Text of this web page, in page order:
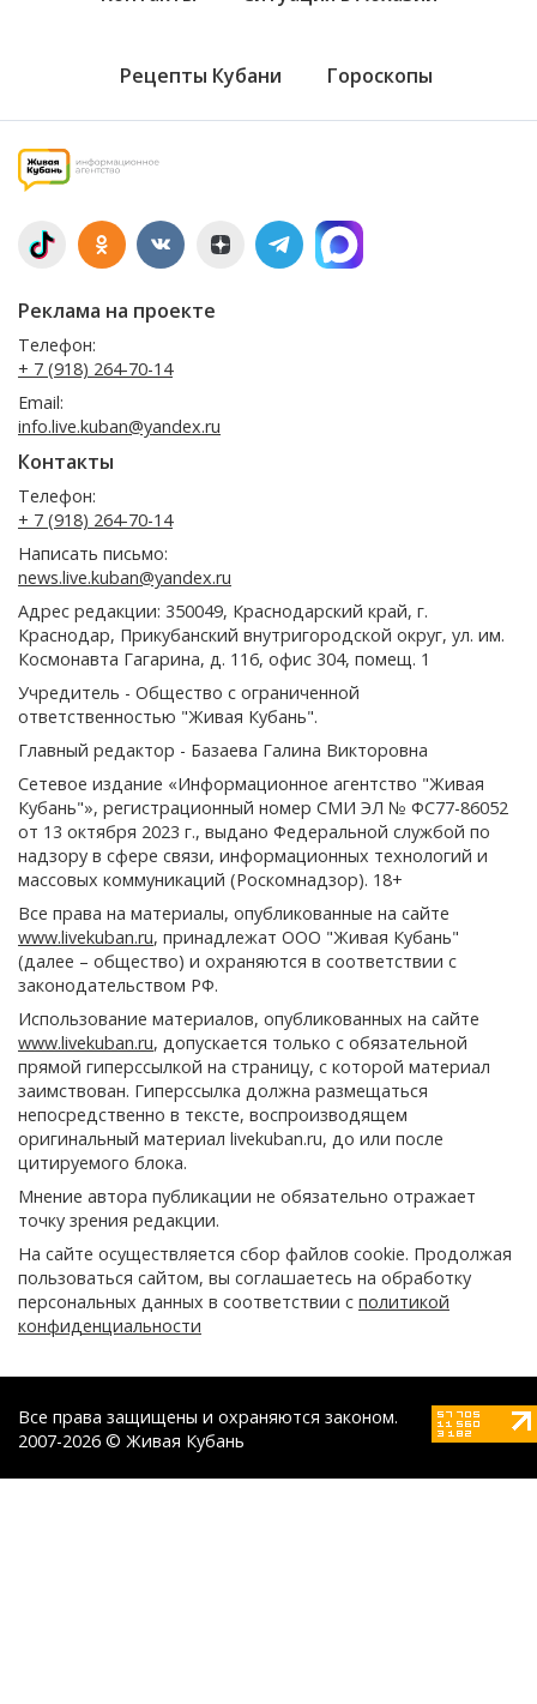
Рецепты Кубани Гороскопы
Реклама на проекте
Телефон:
+ 7 (918) 264-70-14
Email:
info.live.kuban@yandex.ru
Контакты
Телефон:
+ 7 (918) 264-70-14
Написать письмо:
news.live.kuban@yandex.ru
Адрес редакции: 350049, Краснодарский край, г.
Краснодар, Прикубанский внутригородской округ, ул. им.
Космонавта Гагарина, д. 116, офис 304, помещ. 1
Учредитель - Общество с ограниченной
ответственностью "Живая Кубань".
Главный редактор - Базаева Галина Викторовна
Сетевое издание «Информационное агентство "Живая
Кубань"», регистрационный номер СМИ ЭЛ № ФС77-86052
от 13 октября 2023 г., выдано Федеральной службой по
надзору в сфере связи, информационных технологий и
массовых коммуникаций (Роскомнадзор). 18+
Все права на материалы, опубликованные на сайте
www.livekuban.ru, принадлежат ООО "Живая Кубань"
(далее – общество) и охраняются в соответствии с
законодательством РФ.
Использование материалов, опубликованных на сайте
www.livekuban.ru, допускается только с обязательной
прямой гиперссылкой на страницу, с которой материал
заимствован. Гиперссылка должна размещаться
непосредственно в тексте, воспроизводящем
оригинальный материал livekuban.ru, до или после
цитируемого блока.
Мнение автора публикации не обязательно отражает
точку зрения редакции.
На сайте осуществляется сбор файлов cookie. Продолжая
пользоваться сайтом, вы соглашаетесь на обработку
персональных данных в соответствии с политикой
конфиденциальности
Все права защищены и охраняются законом.
2007-2026 © Живая Кубань